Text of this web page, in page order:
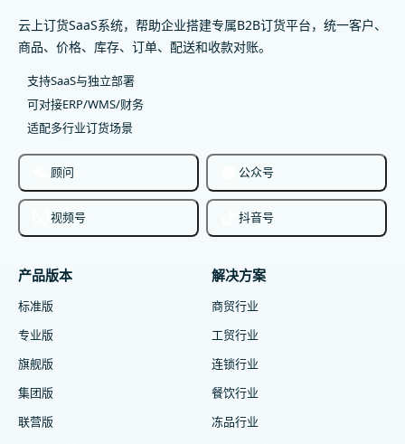
云上订货SaaS系统，帮助企业搭建专属B2B订货平台，统一客户、
商品、价格、库存、订单、配送和收款对账。
支持SaaS与独立部署
可对接ERP/WMS/财务
适配多行业订货场景
顾问 公众号
视频号 抖音号
产品版本
标准版
专业版
旗舰版
集团版
联营版
解决方案
商贸行业
工贸行业
连锁行业
餐饮行业
冻品行业